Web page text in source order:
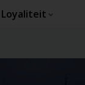
Loyaliteit